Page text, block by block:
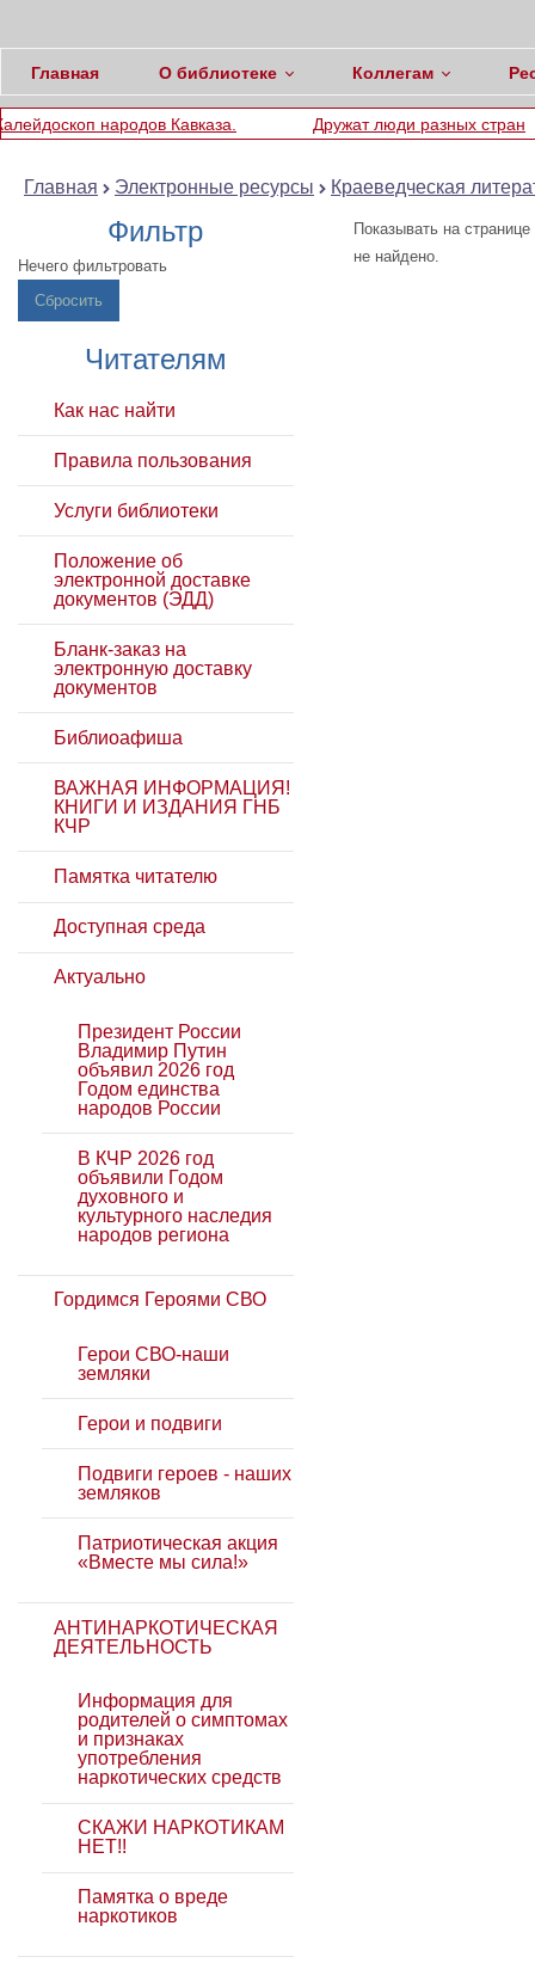
Главная О библиотеке Коллегам
народов Кавказа. Дружат люди разных стран
Главная Электронные ресурсы Краеведческая
Фильтр
Нечего фильтровать
Сбросить
Читателям
Как нас найти
Правила пользования
Услуги библиотеки
Положение об
электронной доставке
документов (ЭДД)
Бланк-заказ на
электронную доставку
документов
Библиоафиша
ВАЖНАЯ ИНФОРМАЦИЯ!
КНИГИ И ИЗДАНИЯ ГНБ
КЧР
Памятка читателю
Доступная среда
Актуально
Президент России
Владимир Путин
объявил 2026 год
Годом единства
народов России
В КЧР 2026 год
объявили Годом
духовного и
культурного наследия
народов региона
Гордимся Героями СВО
Герои СВО-наши
земляки
Герои и подвиги
Подвиги героев - наших
земляков
Патриотическая акция
«Вместе мы сила!»
АНТИНАРКОТИЧЕСКАЯ
ДЕЯТЕЛЬНОСТЬ
Информация для
родителей о симптомах
и признаках
употребления
наркотических средств
СКАЖИ НАРКОТИКАМ
НЕТ!!
Памятка о вреде
наркотиков
Показывать на странице
не найдено.